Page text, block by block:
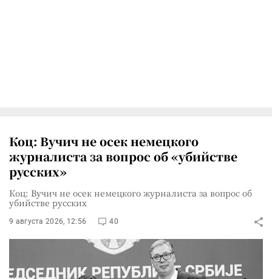
Коц: Вучич не осек немецкого
журналиста за вопрос об «убийстве
русских»
Коц: Вучич не осек немецкого журналиста за вопрос об
убийстве русских
9 августа 2026, 12:56 40